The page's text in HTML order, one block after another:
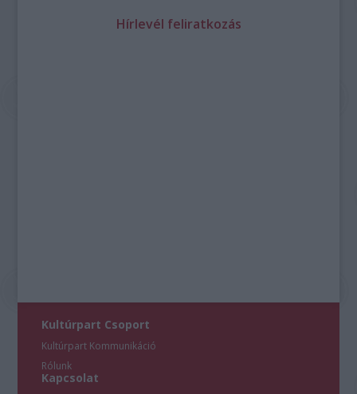
Hírlevél feliratkozás
Kultúrpart Csoport
Kultúrpart Kommunikáció
Rólunk
Kapcsolat